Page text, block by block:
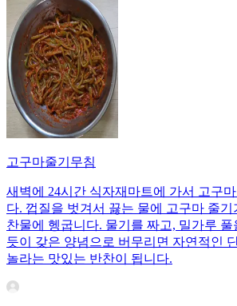
고구마줄기무침
새벽에 24시간 식자재마트에 가서 고구
다. 껍질을 벗겨서 끓는 물에 고구마 줄
찬물에 헹굽니다. 물기를 짜고, 밀가루
듯이 갖은 양념으로 버무리면 자연적인
놀라는 맛있는 반찬이 됩니다.